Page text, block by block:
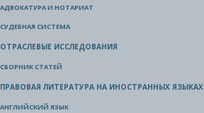
АДВОКАТУРА И НОТАРИАТ
СУДЕБНАЯ СИСТЕМА
ОТРАСЛЕВЫЕ ИССЛЕДОВАНИЯ
СБОРНИК СТАТЕЙ
ПРАВОВАЯ ЛИТЕРАТУРА НА ИНОСТРАННЫХ ЯЗЫКАХ
АНГЛИЙСКИЙ ЯЗЫК